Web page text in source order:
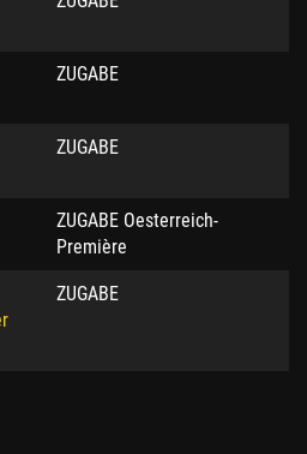
ZUGABE
ZUGABE
ZUGABE Oesterreich-
Première
ZUGABE